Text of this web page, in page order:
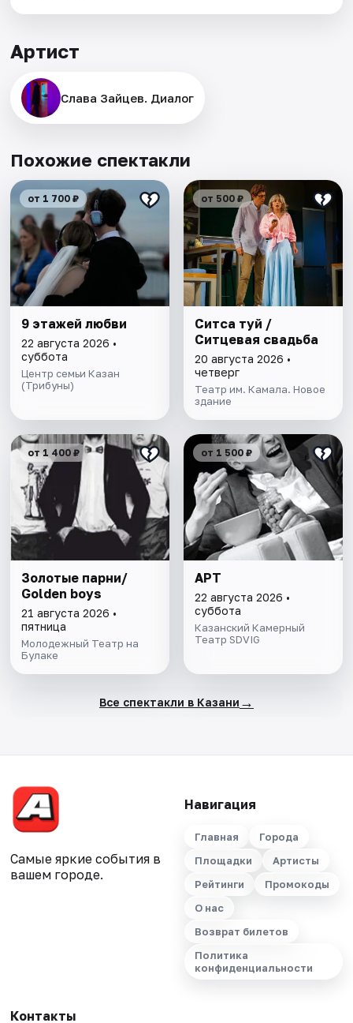
Артист
Слава Зайцев. Диалог
Похожие спектакли
от 1 700 ₽
9 этажей любви
22 августа 2026 •
суббота
Центр семьи Казан
(Трибуны)
от 500 ₽
Ситса туй /
Ситцевая свадьба
20 августа 2026 •
четверг
Театр им. Камала. Новое
здание
от 1 400 ₽
Золотые парни/
Golden boys
21 августа 2026 •
пятница
Молодежный Театр на
Булаке
от 1 500 ₽
АРТ
22 августа 2026 •
суббота
Казанский Камерный
Театр SDVIG
Все спектакли в Казани →
Самые яркие события в
вашем городе.
Навигация
Главная
Города
Площадки
Артисты
Рейтинги
Промокоды
О нас
Возврат билетов
Политика
конфиденциальности
Контакты